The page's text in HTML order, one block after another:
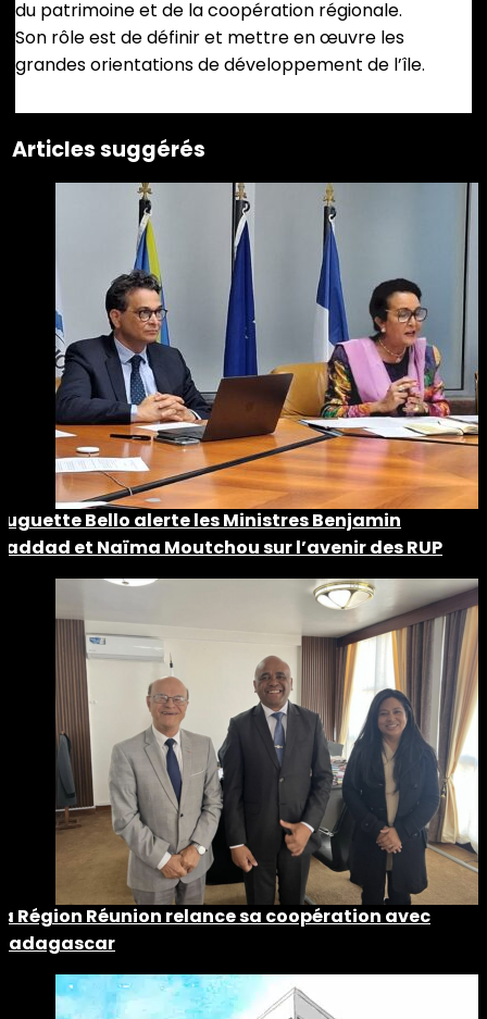
du patrimoine et de la coopération régionale.
Son rôle est de définir et mettre en œuvre les
grandes orientations de développement de l’île.
Articles suggérés
Bello alerte les Ministres Benjamin
et Naïma Moutchou sur l’avenir des RUP
Région Réunion relance sa coopération avec